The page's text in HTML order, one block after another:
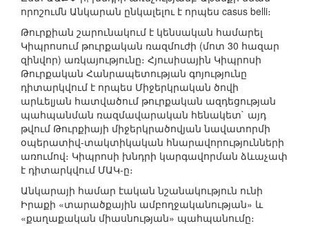
որոշումն Անկարան ընկալելու է որպես casus belli։
Թուրքիան շարունակում է կենսական համարել
Կիպրոսում թուրքական ռազմուժի (մոտ 30 հազար
զինվոր) առկայությունը։ Հյուսիսային Կիպրոսի
Թուրքական Հանրապետության գոյությունը
դիտարկվում է որպես Միջերկրական ծովի
արևելյան հատվածում թուրքական ազդեցության
պահպանման ռազմավարական հենակետ` այդ
թվում Թուրքիայի միջերկրածովյան նավատորմի
օպերատիվ-տակտիկական հնարավորությունների
առումով։ Կիպրոսի խնդրի կարգավորման ձևաչափ
է դիտարկվում ՄԱԿ-ը։
Անկարայի համար էական նշանակություն ունի
Իրաքի «տարածքային ամբողջականության» և
«քաղաքական միասնության» պահպանումը։